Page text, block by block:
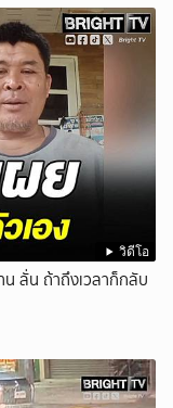
วิดีโอ
น ลั่น ถ้าถึงเวลาก็กลับ